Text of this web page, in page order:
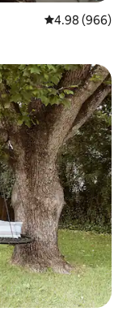
レビュー966件
4.98 (966)